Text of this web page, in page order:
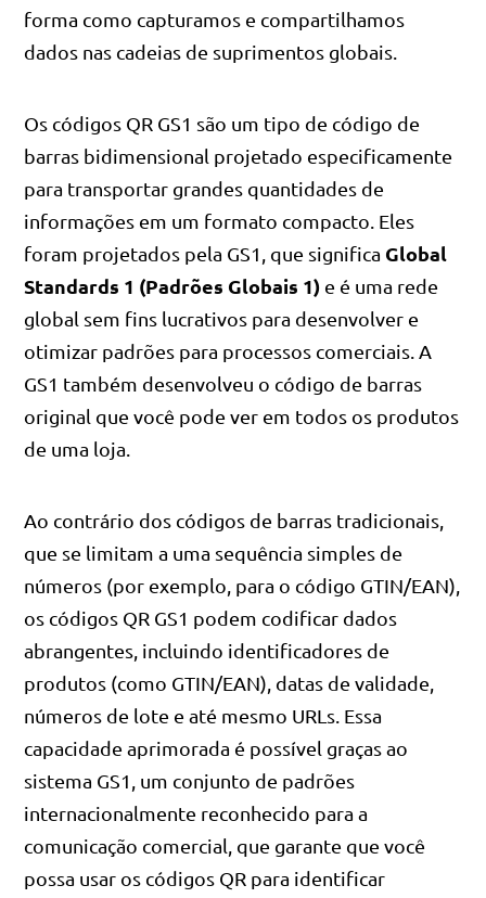
forma como capturamos e compartilhamos
dados nas cadeias de suprimentos globais.
Os códigos QR GS1 são um tipo de código de
barras bidimensional projetado especificamente
para transportar grandes quantidades de
informações em um formato compacto. Eles
foram projetados pela GS1, que significa Global
Standards 1 (Padrões Globais 1) e é uma rede
global sem fins lucrativos para desenvolver e
otimizar padrões para processos comerciais. A
GS1 também desenvolveu o código de barras
original que você pode ver em todos os produtos
de uma loja.
Ao contrário dos códigos de barras tradicionais,
que se limitam a uma sequência simples de
números (por exemplo, para o código GTIN/EAN),
os códigos QR GS1 podem codificar dados
abrangentes, incluindo identificadores de
produtos (como GTIN/EAN), datas de validade,
números de lote e até mesmo URLs. Essa
capacidade aprimorada é possível graças ao
sistema GS1, um conjunto de padrões
internacionalmente reconhecido para a
comunicação comercial, que garante que você
possa usar os códigos QR para identificar